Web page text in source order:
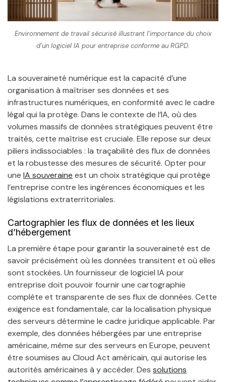
Environnement de travail sécurisé illustrant l’importance du choix
d’un logiciel IA pour entreprise conforme au RGPD.
La souveraineté numérique est la capacité d’une
organisation à maîtriser ses données et ses
infrastructures numériques, en conformité avec le cadre
légal qui la protège. Dans le contexte de l’IA, où des
volumes massifs de données stratégiques peuvent être
traités, cette maîtrise est cruciale. Elle repose sur deux
piliers indissociables : la traçabilité des flux de données
et la robustesse des mesures de sécurité. Opter pour
une IA souveraine est un choix stratégique qui protège
l’entreprise contre les ingérences économiques et les
législations extraterritoriales.
Cartographier les flux de données et les lieux
d’hébergement
La première étape pour garantir la souveraineté est de
savoir précisément où les données transitent et où elles
sont stockées. Un fournisseur de logiciel IA pour
entreprise doit pouvoir fournir une cartographie
complète et transparente de ses flux de données. Cette
exigence est fondamentale, car la localisation physique
des serveurs détermine le cadre juridique applicable. Par
exemple, des données hébergées par une entreprise
américaine, même sur des serveurs en Europe, peuvent
être soumises au Cloud Act américain, qui autorise les
autorités américaines à y accéder. Des solutions